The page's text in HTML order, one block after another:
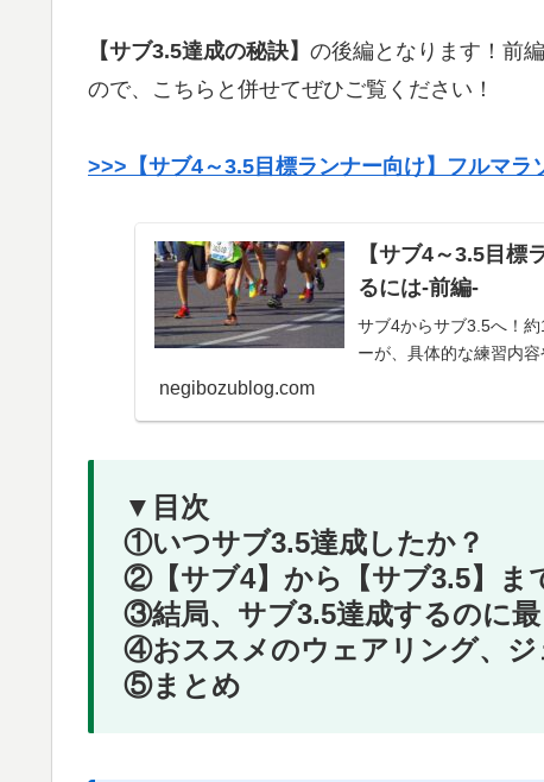
【サブ3.5達成の秘訣】 の後編となります！前
ので、こちらと併せてぜひご覧ください！
>>>【サブ4～3.5目標ランナー向け】フルマラ
【サブ4～3.5目標
るには-前編-
サブ4からサブ3.5へ！
ーが、具体的な練習内
negibozublog.com
▼目次
①いつサブ3.5達成したか？
②【サブ4】から【サブ3.5】ま
③結局、サブ3.5達成するのに
④おススメのウェアリング、ジ
⑤まとめ